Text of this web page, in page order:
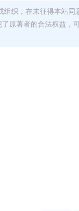
织，在未征得本站同
原著者的合法权益，